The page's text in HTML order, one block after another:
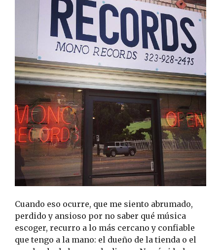
Cuando eso ocurre, que me siento abrumado,
perdido y ansioso por no saber qué música
escoger, recurro a lo más cercano y confiable
que tengo a la mano: el dueño de la tienda o el